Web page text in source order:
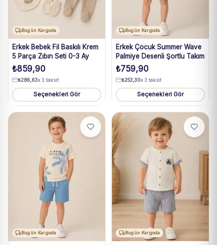
Bugün Kargoda
Erkek Bebek Fil Baskılı Krem
5 Parça Zıbın Seti 0-3 Ay
₺859,90
₺286,63x 3 taksit
Seçenekleri Gör
Bugün Kargoda
Erkek Çocuk Summer Wave
Palmiye Desenli Şortlu Takım
₺759,90
₺253,30x 3 taksit
Seçenekleri Gör
Bugün Kargoda Bugün Kargoda